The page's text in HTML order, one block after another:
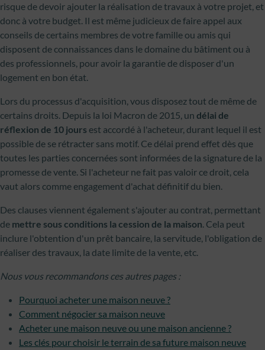
risque de devoir ajouter la réalisation de travaux à votre projet, et
donc à votre budget. Il est même judicieux de faire appel aux
conseils de certains membres de votre famille ou amis qui
disposent de connaissances dans le domaine du bâtiment ou à
des professionnels, pour avoir la garantie de disposer d'un
logement en bon état.
Lors du processus d'acquisition, vous disposez tout de même de
certains droits. Depuis la loi Macron de 2015, un délai de
réflexion de 10 jours est accordé à l'acheteur, durant lequel il est
possible de se rétracter sans motif. Ce délai prend effet dès que
toutes les parties concernées sont informées de la signature de la
promesse de vente. Si l'acheteur ne fait pas valoir ce droit, cela
vaut alors comme engagement d'achat définitif du bien.
Des clauses viennent également s'ajouter au contrat, permettant
de mettre sous conditions la cession de la maison. Cela peut
inclure l'obtention d'un prêt bancaire, la servitude, l'obligation de
réaliser des travaux, la date limite de la vente, etc.
Nous vous recommandons ces autres pages :
Pourquoi acheter une maison neuve ?
Comment négocier sa maison neuve
Acheter une maison neuve ou une maison ancienne ?
Les clés pour choisir le terrain de sa future maison neuve